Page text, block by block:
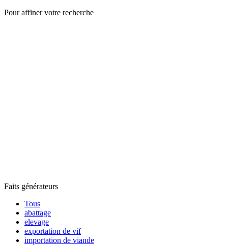
Pour affiner votre recherche
Faits générateurs
Tous
abattage
elevage
exportation de vif
importation de viande